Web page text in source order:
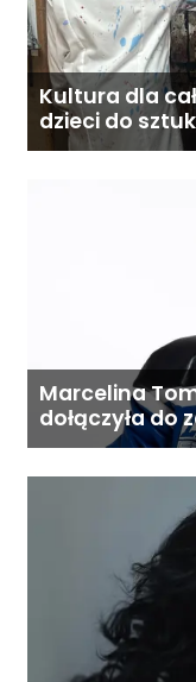
Kultura dla
dzieci do
Marcelina
dołączyła do